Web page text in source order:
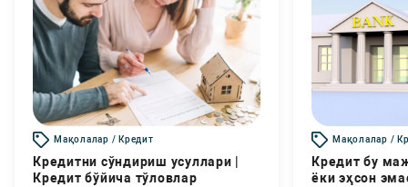
Мақолалар / Кредит
Кредитни сўндириш усуллари |
Кредит бўйича тўловлар
Мақолалар /
Кредит бу
ёки эҳсон